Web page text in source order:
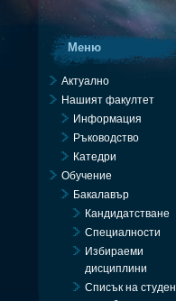
Меню
Актуално
Нашият факултет
Информация
Ръководство
Катедри
Обучение
Бакалавър
Кандидатстване
Специалности
Избираеми
дисциплини
Списък на